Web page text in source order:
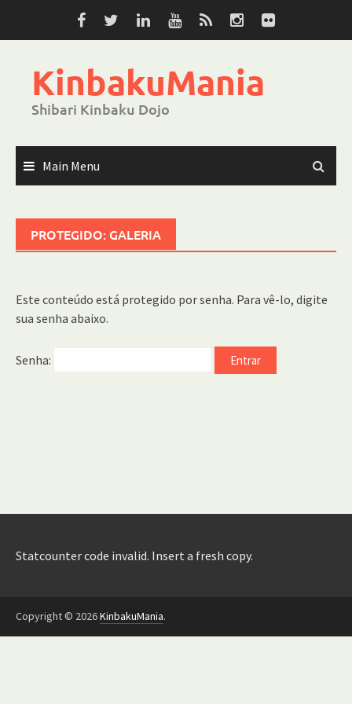
KinbakuMania
Shibari Kinbaku Dojo
Main Menu
PROTEGIDO: GALERIA
Este conteúdo está protegido por senha. Para vê-lo, digite
sua senha abaixo.
Senha:
Statcounter code invalid. Insert a fresh copy.
Copyright © 2026KinbakuMania.